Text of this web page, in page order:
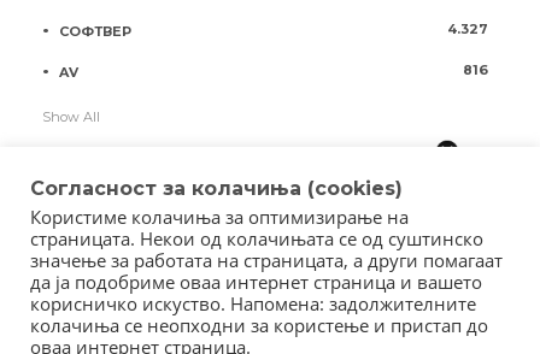
СОФТВЕР 4.327
AV 816
Show All
Согласност за колачиња (cookies)
Користиме колачиња за оптимизирање на
страницата. Некои од колачињата се од суштинско
значење за работата на страницата, а други помагаат
да ја подобриме оваа интернет страница и вашето
корисничко искуство. Напомена: задолжителните
колачиња се неопходни за користење и пристап до
оваа интернет страница.